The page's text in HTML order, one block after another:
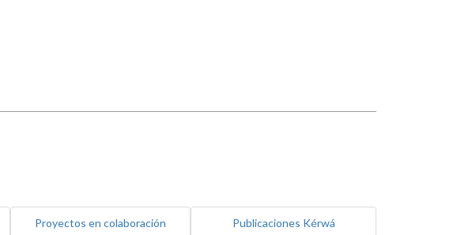
Proyectos en colaboración Publicaciones Kérwá